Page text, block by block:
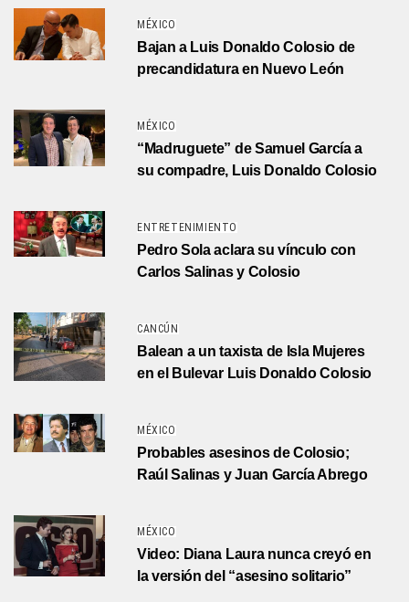
MÉXICO
Bajan a Luis Donaldo Colosio de
precandidatura en Nuevo León
MÉXICO
“Madruguete” de Samuel García a
su compadre, Luis Donaldo Colosio
ENTRETENIMIENTO
Pedro Sola aclara su vínculo con
Carlos Salinas y Colosio
CANCÚN
Balean a un taxista de Isla Mujeres
en el Bulevar Luis Donaldo Colosio
MÉXICO
Probables asesinos de Colosio;
Raúl Salinas y Juan García Abrego
MÉXICO
Video: Diana Laura nunca creyó en
la versión del “asesino solitario”